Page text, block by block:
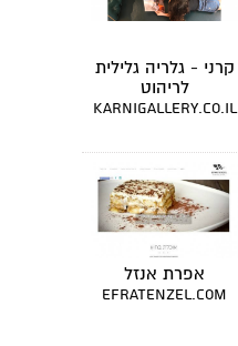
קרני - גלריה גלילית
לריהוט
karnigallery.co.il
אפרת אנזל
efratenzel.com